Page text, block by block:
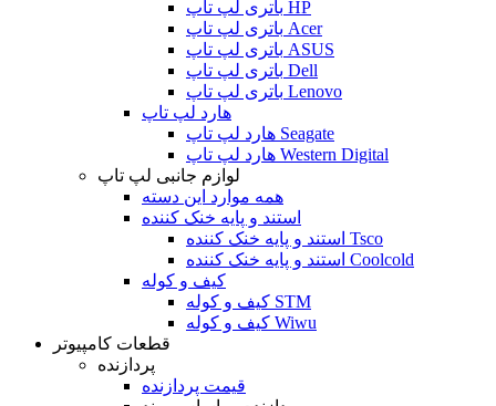
باتری لپ تاپ HP
باتری لپ تاپ Acer
باتری لپ تاپ ASUS
باتری لپ تاپ Dell
باتری لپ تاپ Lenovo
هارد لپ تاپ
هارد لپ تاپ Seagate
هارد لپ تاپ Western Digital
لوازم جانبی لپ تاپ
همه موارد این دسته
استند و پایه خنک کننده
استند و پایه خنک کننده Tsco
استند و پایه خنک کننده Coolcold
کیف و کوله
کیف و کوله STM
کیف و کوله Wiwu
قطعات کامپیوتر
پردازنده
قیمت پردازنده